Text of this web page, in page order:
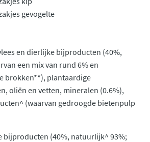
gevogelte
en dierlijke bijproducten (40%,
een mix van rund 6% en
brokken**), plantaardige
oliën en vetten, mineralen (0.6%),
(waarvan gedroogde bietenpulp
bijproducten (40%, natuurlijk^ 93%;